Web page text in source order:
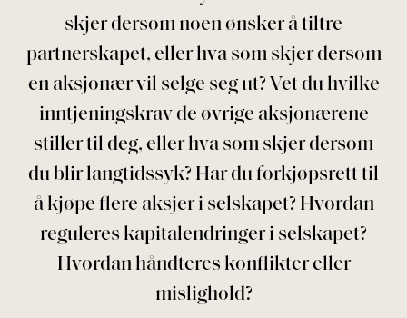
skjer dersom noen ønsker å tiltre
partnerskapet, eller hva som skjer dersom
en aksjonær vil selge seg ut? Vet du hvilke
inntjeningskrav de øvrige aksjonærene
stiller til deg, eller hva som skjer dersom
du blir langtidssyk? Har du forkjøpsrett til
å kjøpe flere aksjer i selskapet? Hvordan
reguleres kapitalendringer i selskapet?
Hvordan håndteres konflikter eller
mislighold?